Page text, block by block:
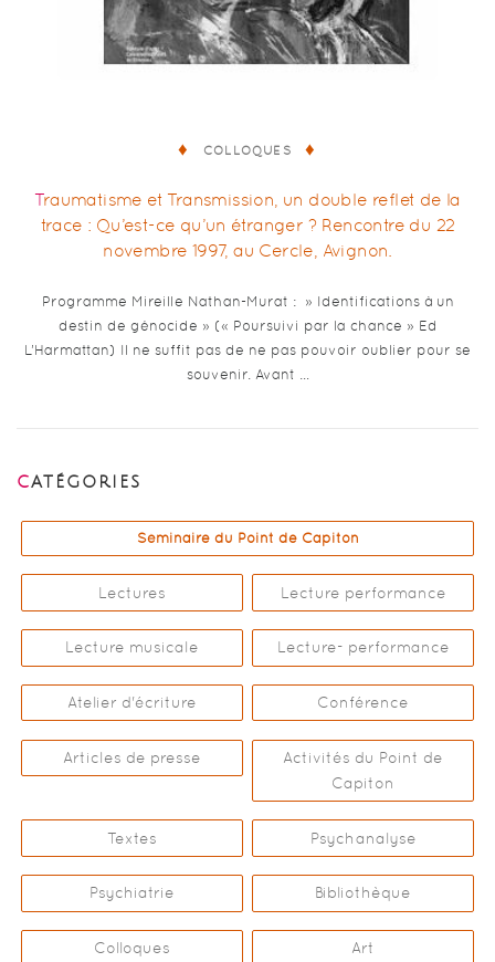
COLLOQUES
Traumatisme et Transmission, un double reflet de la
trace : Qu’est-ce qu’un étranger ? Rencontre du 22
novembre 1997, au Cercle, Avignon.
Programme Mireille Nathan-Murat : » Identifications à un
destin de génocide » (« Poursuivi par la chance » Ed
L’Harmattan) Il ne suffit pas de ne pas pouvoir oublier pour se
souvenir. Avant …
CATÉGORIES
Séminaire du Point de Capiton
Lectures Lecture performance
Lecture musicale Lecture- performance
Atelier d'écriture Conférence
Articles de presse
Activités du Point de
Capiton
Textes Psychanalyse
Psychiatrie Bibliothèque
Colloques Art